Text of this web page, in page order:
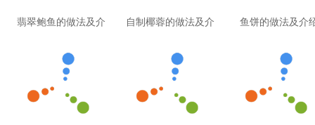
翡翠鲍鱼的做法及介 自制椰蓉的做法及介 鱼饼的做法及介